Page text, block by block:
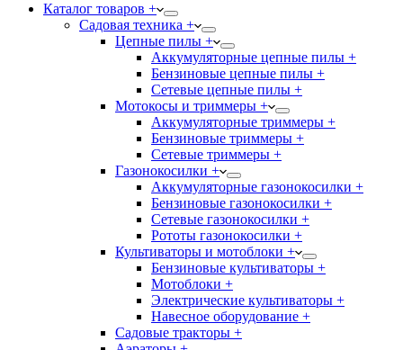
Каталог товаров +
Садовая техника +
Цепные пилы +
Аккумуляторные цепные пилы +
Бензиновые цепные пилы +
Сетевые цепные пилы +
Мотокосы и триммеры +
Аккумуляторные триммеры +
Бензиновые триммеры +
Сетевые триммеры +
Газонокосилки +
Аккумуляторные газонокосилки +
Бензиновые газонокосилки +
Сетевые газонокосилки +
Рототы газонокосилки +
Культиваторы и мотоблоки +
Бензиновые культиваторы +
Мотоблоки +
Электрические культиваторы +
Навесное оборудование +
Садовые тракторы +